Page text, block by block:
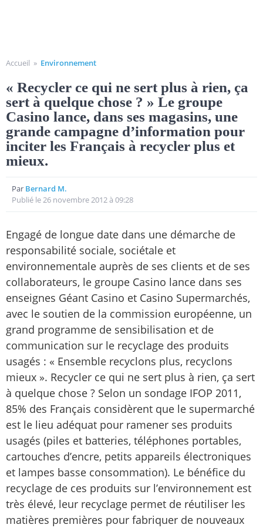
Accueil » Environnement
« Recycler ce qui ne sert plus à rien, ça
sert à quelque chose ? » Le groupe
Casino lance, dans ses magasins, une
grande campagne d’information pour
inciter les Français à recycler plus et
mieux.
Par Bernard M.
Publié le 26 novembre 2012 à 09:28
Engagé de longue date dans une démarche de
responsabilité sociale, sociétale et
environnementale auprès de ses clients et de ses
collaborateurs, le groupe Casino lance dans ses
enseignes Géant Casino et Casino Supermarchés,
avec le soutien de la commission européenne, un
grand programme de sensibilisation et de
communication sur le recyclage des produits
usagés : « Ensemble recyclons plus, recyclons
mieux ». Recycler ce qui ne sert plus à rien, ça sert
à quelque chose ? Selon un sondage IFOP 2011,
85% des Français considèrent que le supermarché
est le lieu adéquat pour ramener ses produits
usagés (piles et batteries, téléphones portables,
cartouches d’encre, petits appareils électroniques
et lampes basse consommation). Le bénéfice du
recyclage de ces produits sur l’environnement est
très élevé, leur recyclage permet de réutiliser les
matières premières pour fabriquer de nouveaux